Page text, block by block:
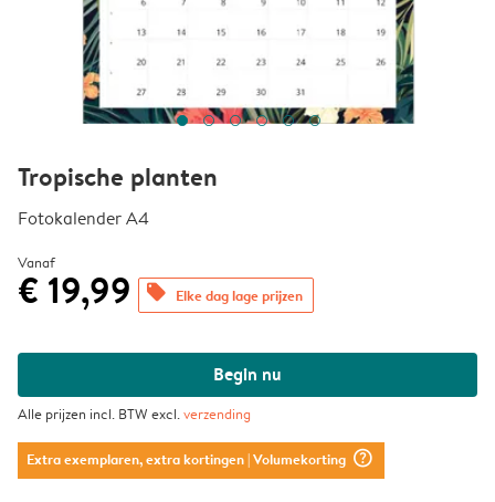
Tropische planten
Fotokalender A4
Vanaf
€ 19,99 offers Elke dag lage prijzen
Begin nu
Alle prijzen incl. BTW excl.verzending
Extra exemplaren, extra kortingen| Volumekorting question_mark_circle